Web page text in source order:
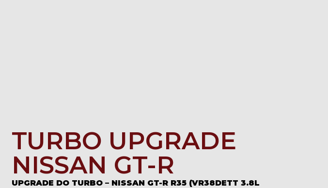
TURBO UPGRADE
NISSAN GT-R
UPGRADE DO TURBO – NISSAN GT-R R35 (VR38DETT 3.8L